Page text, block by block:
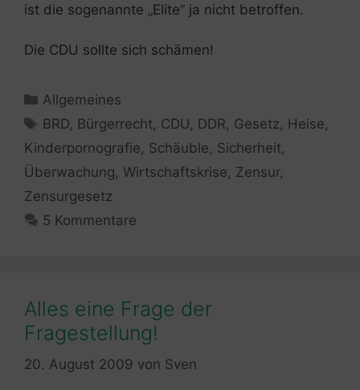
ist die sogenannte „Elite“ ja nicht betroffen.
Die CDU sollte sich schämen!
Kategorien
Allgemeines
Schlagwörter
BRD, Bürgerrecht, CDU, DDR, Gesetz, Heise,
Kinderpornografie, Schäuble, Sicherheit,
Überwachung, Wirtschaftskrise, Zensur,
Zensurgesetz
5 Kommentare
Alles eine Frage der
Fragestellung!
20. August 2009 von Sven